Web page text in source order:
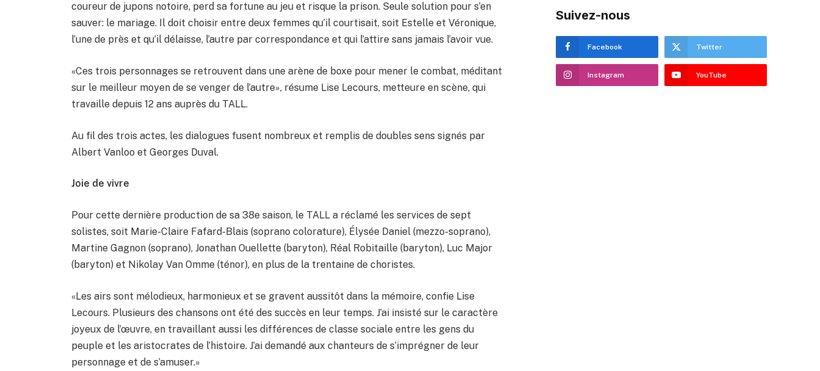
coureur de jupons notoire, perd sa fortune au jeu et risque la prison. Seule solution pour s’en
sauver: le mariage. Il doit choisir entre deux femmes qu’il courtisait, soit Estelle et Véronique,
l’une de près et qu’il délaisse, l’autre par correspondance et qui l’attire sans jamais l’avoir vue.
«Ces trois personnages se retrouvent dans une arène de boxe pour mener le combat, méditant
sur le meilleur moyen de se venger de l’autre», résume Lise Lecours, metteure en scène, qui
travaille depuis 12 ans auprès du TALL.
Au fil des trois actes, les dialogues fusent nombreux et remplis de doubles sens signés par
Albert Vanloo et Georges Duval.
Joie de vivre
Pour cette dernière production de sa 38e saison, le TALL a réclamé les services de sept
solistes, soit Marie-Claire Fafard-Blais (soprano colorature), Élysée Daniel (mezzo-soprano),
Martine Gagnon (soprano), Jonathan Ouellette (baryton), Réal Robitaille (baryton), Luc Major
(baryton) et Nikolay Van Omme (ténor), en plus de la trentaine de choristes.
«Les airs sont mélodieux, harmonieux et se gravent aussitôt dans la mémoire, confie Lise
Lecours. Plusieurs des chansons ont été des succès en leur temps. J’ai insisté sur le caractère
joyeux de l’œuvre, en travaillant aussi les différences de classe sociale entre les gens du
peuple et les aristocrates de l’histoire. J’ai demandé aux chanteurs de s’imprégner de leur
personnage et de s’amuser.»
Suivez-nous
Facebook Twitter
Instagram YouTube